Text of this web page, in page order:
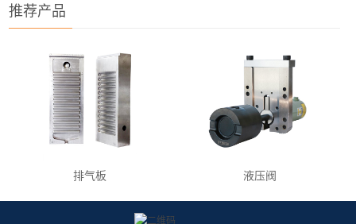
推荐产品
排气板 液压阀